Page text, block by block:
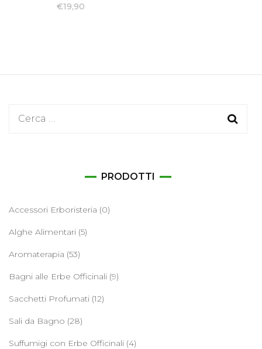
€19,90
Ricerca
PRODOTTI
Accessori Erboristeria (0)
Alghe Alimentari (5)
Aromaterapia (53)
Bagni alle Erbe Officinali (9)
Sacchetti Profumati (12)
Sali da Bagno (28)
Suffumigi con Erbe Officinali (4)